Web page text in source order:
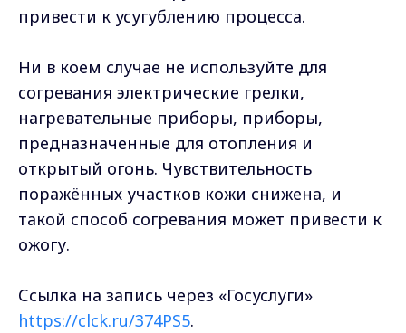
привести к усугублению процесса.
Ни в коем случае не используйте для
согревания электрические грелки,
нагревательные приборы, приборы,
предназначенные для отопления и
открытый огонь. Чувствительность
поражённых участков кожи снижена, и
такой способ согревания может привести к
ожогу.
Ссылка на запись через «Госуслуги»
https://clck.ru/374PS5.